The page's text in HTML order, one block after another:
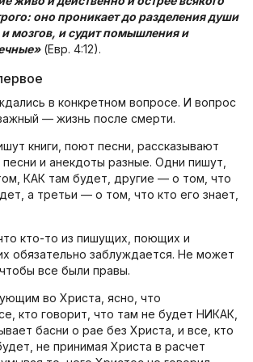
оно проникает до разделения души
и мозгов, и судит помышления и
(Евр. 4:12).
в конкретном вопросе. И вопрос
— жизнь после смерти.
книги, поют песни, рассказывают
и анекдоты разные. Одни пишут,
КАК там будет, другие — о том, что
а третьи — о том, что кто его знает,
кто-то из пишущих, поющих и
обязательно заблуждается. Не может
все были правы.
во Христа, ясно, что
кто говорит, что там не будет НИКАК,
басни о рае без Христа, и все, кто
не принимая Христа в расчет